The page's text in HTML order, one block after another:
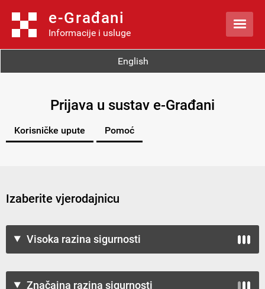
e-Građani
Informacije i usluge 
English
Prijava u sustav e-Građani
Korisničke upute Pomoć
Izaberite vjerodajnicu
Visoka razina sigurnosti
Značajna razina sigurnosti